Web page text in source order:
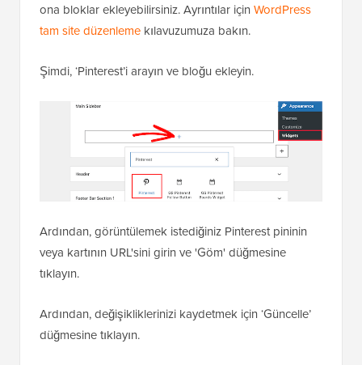
ona bloklar ekleyebilirsiniz. Ayrıntılar için WordPress
tam site düzenleme kılavuzumuza bakın.
Şimdi, ‘Pinterest’i arayın ve bloğu ekleyin.
Ardından, görüntülemek istediğiniz Pinterest pininin
veya kartının URL'sini girin ve 'Göm' düğmesine
tıklayın.
Ardından, değişikliklerinizi kaydetmek için ‘Güncelle’
düğmesine tıklayın.